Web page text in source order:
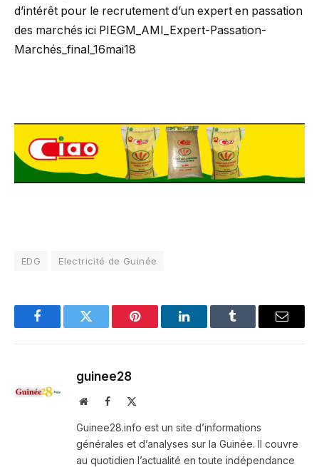
d’intérêt pour le recrutement d’un expert en passation
des marchés ici PIEGM_AMI_Expert-Passation-
Marchés_final_16mai18
EDG Electricité de Guinée
FacebookTwitter Pinterest LinkedInTumblr Email
guinee28
WebsiteFacebook
Guinee28.info est un site d’informations
générales et d’analyses sur la Guinée. Il couvre
au quotidien l’actualité en toute indépendance